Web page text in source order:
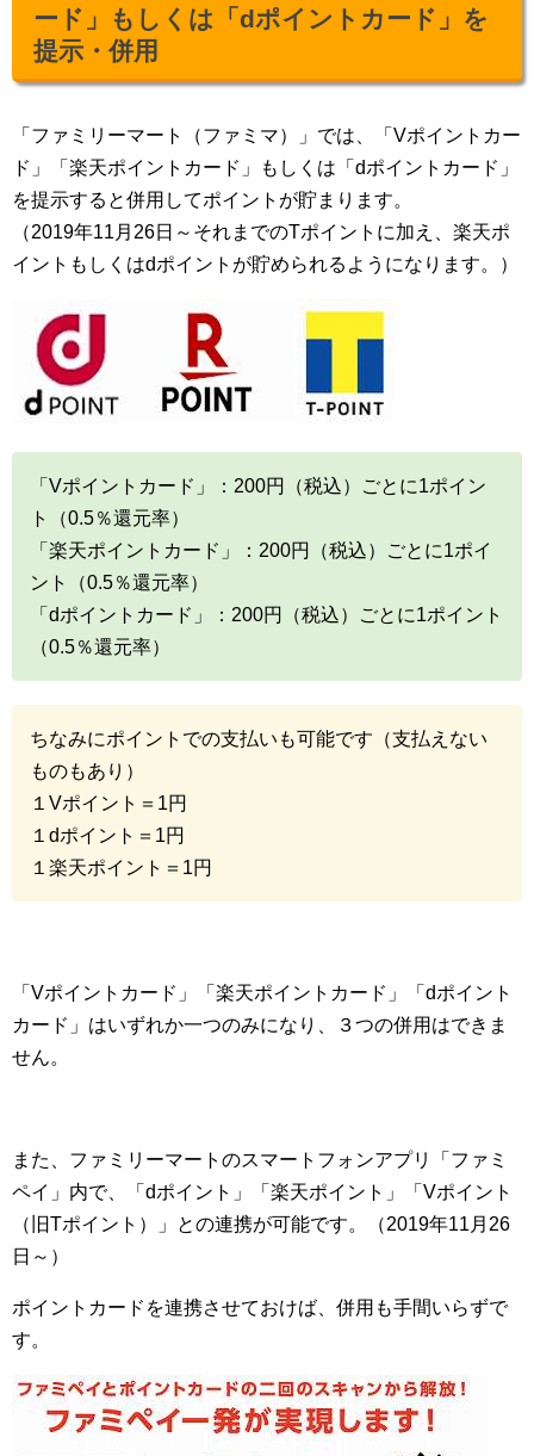
ード」もしくは「dポイントカード」を
提示・併用
「ファミリーマート（ファミマ）」では、「Vポイントカー
ド」「楽天ポイントカード」もしくは「dポイントカード」
を提示すると併用してポイントが貯まります。
（2019年11月26日～それまでのTポイントに加え、楽天ポ
イントもしくはdポイントが貯められるようになります。）
「Vポイントカード」：200円（税込）ごとに1ポイン
ト（0.5％還元率）
「楽天ポイントカード」：200円（税込）ごとに1ポイ
ント（0.5％還元率）
「dポイントカード」：200円（税込）ごとに1ポイント
（0.5％還元率）
ちなみにポイントでの支払いも可能です（支払えない
ものもあり）
１Vポイント＝1円
１dポイント＝1円
１楽天ポイント＝1円
「Vポイントカード」「楽天ポイントカード」「dポイント
カード」はいずれか一つのみになり、３つの併用はできま
せん。
また、ファミリーマートのスマートフォンアプリ「ファミ
ペイ」内で、「dポイント」「楽天ポイント」「Vポイント
（旧Tポイント）」との連携が可能です。（2019年11月26
日～）
ポイントカードを連携させておけば、併用も手間いらずで
す。